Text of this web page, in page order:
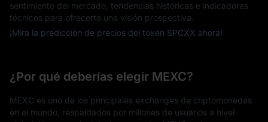
sentimiento del mercado, tendencias históricas e indicadores
técnicos para ofrecerte una visión prospectiva.
¡Mira la predicción de precios del token SPCXX ahora!
¿Por qué deberías elegir MEXC?
MEXC es uno de los principales exchanges de criptomonedas
en el mundo, respaldados por millones de usuarios a nivel